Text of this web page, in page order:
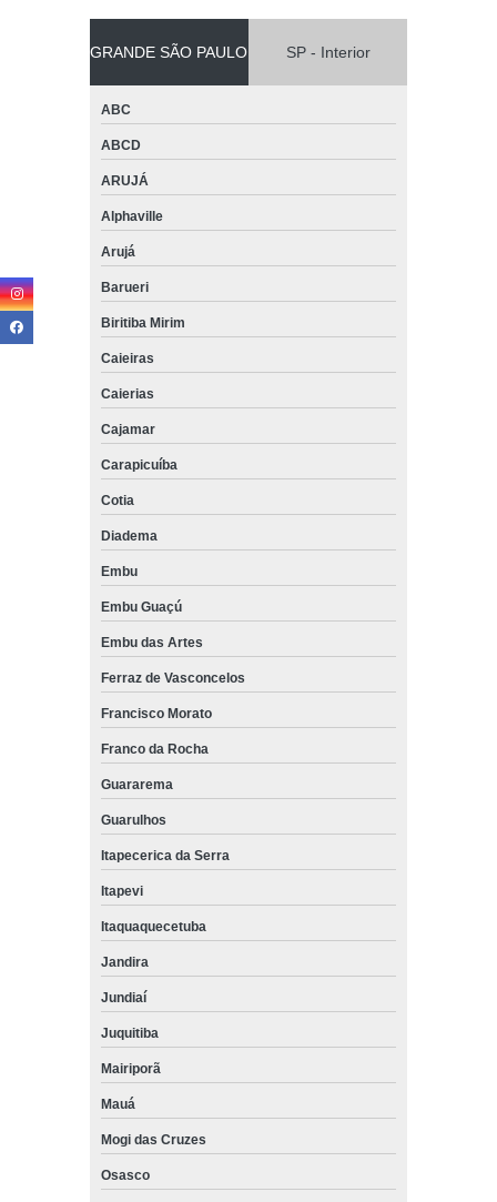
GRANDE SÃO PAULO SP - Interior
ABC
ABCD
ARUJÁ
Alphaville
Arujá
Barueri
Biritiba Mirim
Caieiras
Caierias
Cajamar
Carapicuíba
Cotia
Diadema
Embu
Embu Guaçú
Embu das Artes
Ferraz de Vasconcelos
Francisco Morato
Franco da Rocha
Guararema
Guarulhos
Itapecerica da Serra
Itapevi
Itaquaquecetuba
Jandira
Jundiaí
Juquitiba
Mairiporã
Mauá
Mogi das Cruzes
Osasco